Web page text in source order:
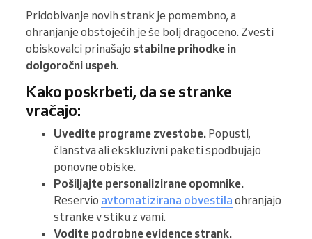
Pridobivanje novih strank je pomembno, a
ohranjanje obstoječih je še bolj dragoceno. Zvesti
obiskovalci prinašajo stabilne prihodke in
dolgoročni uspeh.
Kako poskrbeti, da se stranke
vračajo:
Uvedite programe zvestobe. Popusti,
članstva ali ekskluzivni paketi spodbujajo
ponovne obiske.
Pošiljajte personalizirane opomnike.
Reservio avtomatizirana obvestila ohranjajo
stranke v stiku z vami.
Vodite podrobne evidence strank.